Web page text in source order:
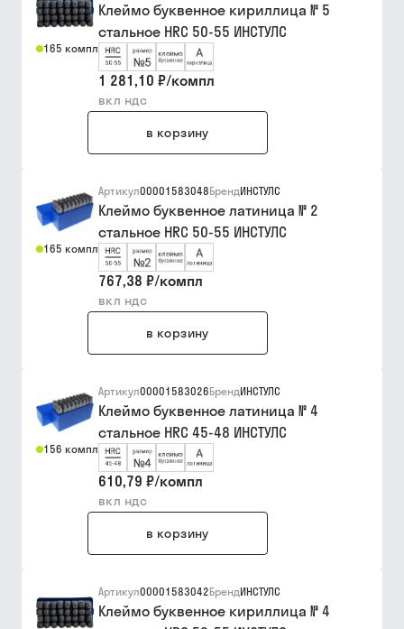
165 компл
Клеймо буквенное кириллица № 5
стальное HRC 50-55 ИНСТУЛС
1 281,10 ₽/компл
вкл ндс
в корзину
165 компл
Артикул00001583048БрендИНСТУЛС
Клеймо буквенное латиница № 2
стальное HRC 50-55 ИНСТУЛС
767,38 ₽/компл
вкл ндс
в корзину
156 компл
Артикул00001583026БрендИНСТУЛС
Клеймо буквенное латиница № 4
стальное HRC 45-48 ИНСТУЛС
610,79 ₽/компл
вкл ндс
в корзину
Артикул00001583042БрендИНСТУЛС
Клеймо буквенное кириллица № 4